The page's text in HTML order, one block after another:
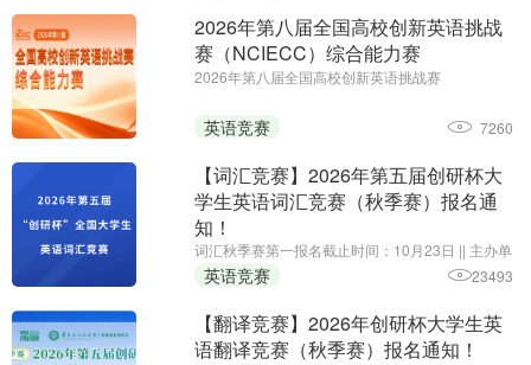
2026年第八届全国高校创新英语挑战
赛（NCIECC）综合能力赛
2026年第八届全国高校创新英语挑战赛
月13日;主办单位:全国高校创新英语挑战赛组委会、
《海外英语》杂志
英语竞赛 7260
【词汇竞赛】2026年第五届创研杯大
学生英语词汇竞赛（秋季赛）报名通
知！
词汇秋季赛第一报名截止时间：10月23日 || 主办单
位：华夏文化促进会素质教育委员会，承办单位：
黑龙江省创新教育研究院、我爱竞赛网，组织单
位：创研杯大学生英语竞赛组委会
英语竞赛 23493
【翻译竞赛】2026年创研杯大学生英
语翻译竞赛（秋季赛）报名通知！